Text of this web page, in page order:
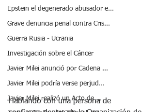
Epstein el degenerado abusador e...
Grave denuncia penal contra Cris...
Guerra Rusia - Ucrania
Investigación sobre el Cáncer
Javier Milei anunció por Cadena ...
Javier Milei podría verse perjud...
Javier Milei realizó un Acto de ...
Hablando con una persona de